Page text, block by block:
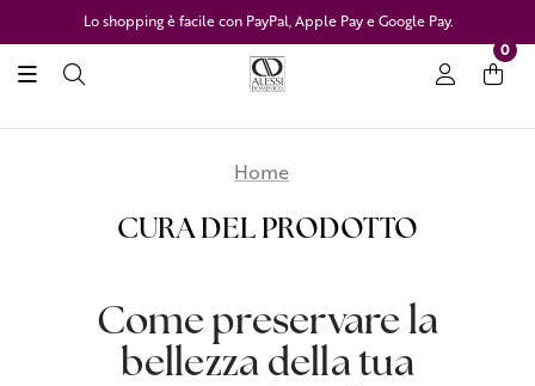
Lo shopping è facile con PayPal, Apple Pay e Google Pay.
0
Home
CURA DEL PRODOTTO
Come preservare la
bellezza della tua